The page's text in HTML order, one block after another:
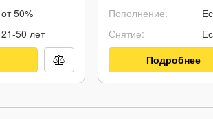
от 50%
21-50 лет
Пополнение:
Снятие:
Подробнее